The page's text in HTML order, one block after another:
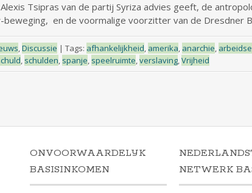
Tsipras van de partij Syriza advies geeft, de
beweging, en de voormalige voorzitter van de Dresdner
,Discussie | Tags: afhankelijkheid, amerika, anarchie,
, schulden, spanje, speelruimte,verslaving,Vrijheid
ONVOORWAARDELIJK
BASISINKOMEN
NETWERK